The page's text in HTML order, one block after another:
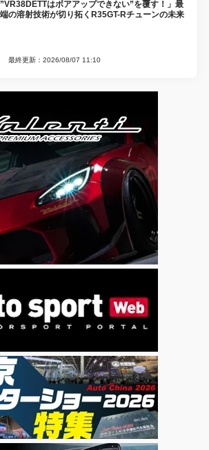
”VR38DETTはボアアップできない”を覆す！」最
の溶射技術が切り拓くR35GT-Rチューンの未来
最終更新：2026/08/07 11:10